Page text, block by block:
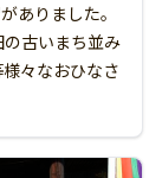
ありました。
古いまち並み
々なおひなさ